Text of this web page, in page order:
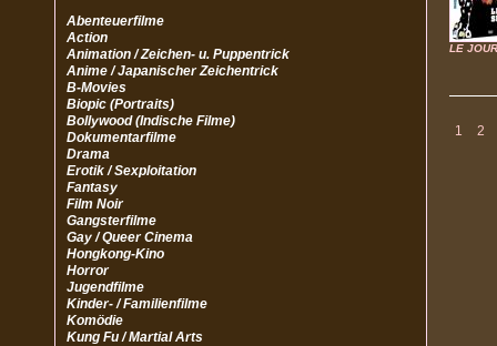
Abenteuerfilme
Action
Animation / Zeichen- u. Puppentrick
Anime / Japanischer Zeichentrick
B-Movies
Biopic (Portraits)
Bollywood (Indische Filme)
Dokumentarfilme
Drama
Erotik / Sexploitation
Fantasy
Film Noir
Gangsterfilme
Gay / Queer Cinema
Hongkong-Kino
Horror
Jugendfilme
Kinder- / Familienfilme
Komödie
Kung Fu / Martial Arts
LE
1 2